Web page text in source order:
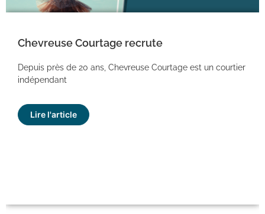
Chevreuse Courtage recrute
Depuis près de 20 ans, Chevreuse Courtage est un courtier
indépendant
Lire l'article